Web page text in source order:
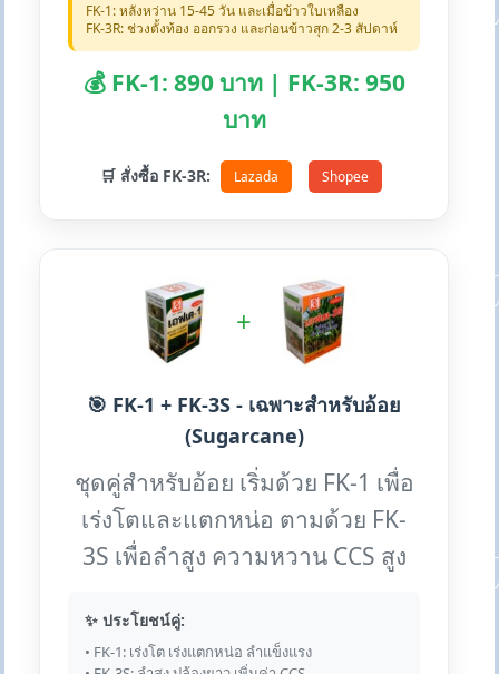
FK-1: หลังหว่าน 15-45 วัน และเมื่อข้าวใบเหลือง
FK-3R: ช่วงตั้งท้อง ออกรวง และก่อนข้าวสุก 2-3 สัปดาห์
💰 FK-1: 890 บาท | FK-3R: 950
บาท
🛒 สั่งซื้อ FK-3R: Lazada Shopee
+
🎯 FK-1 + FK-3S - เฉพาะสำหรับอ้อย
(Sugarcane)
ชุดคู่สำหรับอ้อย เริ่มด้วย FK-1 เพื่อ
เร่งโตและแตกหน่อ ตามด้วย FK-
3S เพื่อลำสูง ความหวาน CCS สูง
✨ ประโยชน์คู่:
• FK-1: เร่งโต เร่งแตกหน่อ ลำแข็งแรง